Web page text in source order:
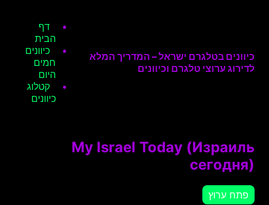
כיוונים בטלגרם ישראל – המדריך המלא
לדירוג ערוצי טלגרם וכיוונים
דף
הבית
כיוונים
חמים
היום
קטלוג
כיוונים
My Israel Today (Израиль
сегодня)
פתח ערוץ